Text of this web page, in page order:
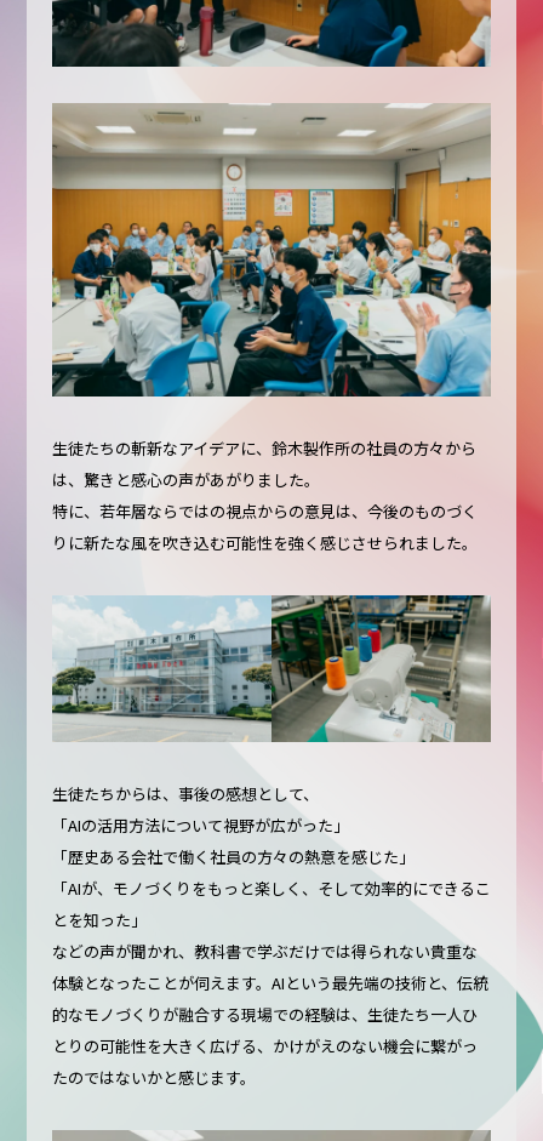
生徒たちの斬新なアイデアに、鈴木製作所の社員の方々から
は、驚きと感心の声があがりました。
特に、若年層ならではの視点からの意見は、今後のものづく
りに新たな風を吹き込む可能性を強く感じさせられました。
生徒たちからは、事後の感想として、
「AIの活用方法について視野が広がった」
「歴史ある会社で働く社員の方々の熱意を感じた」
「AIが、モノづくりをもっと楽しく、そして効率的にできるこ
とを知った」
などの声が聞かれ、教科書で学ぶだけでは得られない貴重な
体験となったことが伺えます。AIという最先端の技術と、伝統
的なモノづくりが融合する現場での経験は、生徒たち一人ひ
とりの可能性を大きく広げる、かけがえのない機会に繋がっ
たのではないかと感じます。